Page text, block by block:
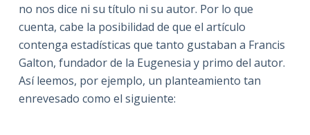
no nos dice ni su título ni su autor. Por lo que
cuenta, cabe la posibilidad de que el artículo
contenga estadísticas que tanto gustaban a Francis
Galton, fundador de la Eugenesia y primo del autor.
Así leemos, por ejemplo, un planteamiento tan
enrevesado como el siguiente: